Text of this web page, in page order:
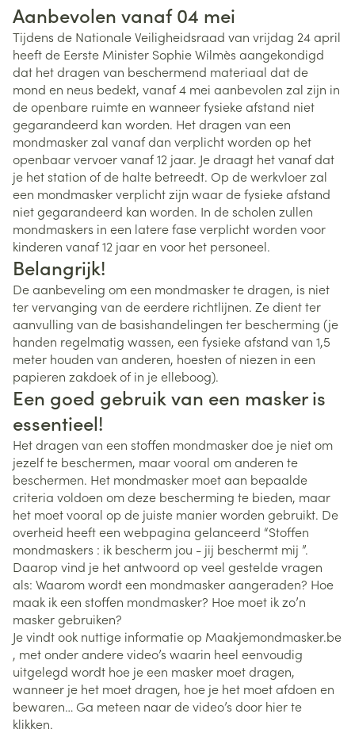
Aanbevolen vanaf 04 mei
Tijdens de Nationale Veiligheidsraad van vrijdag 24 april
heeft de Eerste Minister Sophie Wilmès aangekondigd
dat het dragen van beschermend materiaal dat de
mond en neus bedekt, vanaf 4 mei aanbevolen zal zijn in
de openbare ruimte en wanneer fysieke afstand niet
gegarandeerd kan worden. Het dragen van een
mondmasker zal vanaf dan verplicht worden op het
openbaar vervoer vanaf 12 jaar. Je draagt het vanaf dat
je het station of de halte betreedt. Op de werkvloer zal
een mondmasker verplicht zijn waar de fysieke afstand
niet gegarandeerd kan worden. In de scholen zullen
mondmaskers in een latere fase verplicht worden voor
kinderen vanaf 12 jaar en voor het personeel.
Belangrijk!
De aanbeveling om een mondmasker te dragen, is niet
ter vervanging van de eerdere richtlijnen. Ze dient ter
aanvulling van de basishandelingen ter bescherming (je
handen regelmatig wassen, een fysieke afstand van 1,5
meter houden van anderen, hoesten of niezen in een
papieren zakdoek of in je elleboog).
Een goed gebruik van een masker is
essentieel!
Het dragen van een stoffen mondmasker doe je niet om
jezelf te beschermen, maar vooral om anderen te
beschermen. Het mondmasker moet aan bepaalde
criteria voldoen om deze bescherming te bieden, maar
het moet vooral op de juiste manier worden gebruikt. De
overheid heeft een webpagina gelanceerd “Stoffen
mondmaskers : ik bescherm jou - jij beschermt mij ”.
Daarop vind je het antwoord op veel gestelde vragen
als: Waarom wordt een mondmasker aangeraden? Hoe
maak ik een stoffen mondmasker? Hoe moet ik zo’n
masker gebruiken?
Je vindt ook nuttige informatie op Maakjemondmasker.be
, met onder andere video’s waarin heel eenvoudig
uitgelegd wordt hoe je een masker moet dragen,
wanneer je het moet dragen, hoe je het moet afdoen en
bewaren… Ga meteen naar de video’s door hier te
klikken.